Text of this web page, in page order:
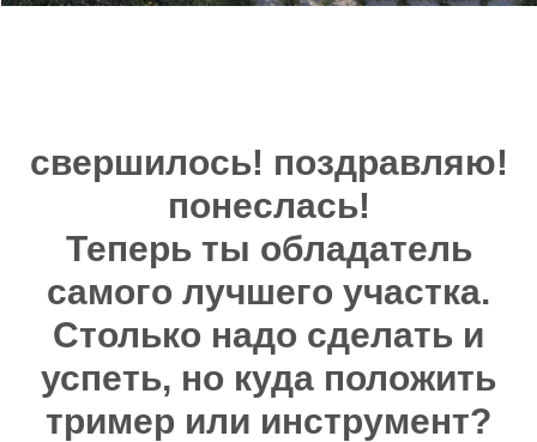
свершилось! поздравляю!
понеслась!
Теперь ты обладатель
самого лучшего участка.
Столько надо сделать и
успеть, но куда положить
тример или инструмент?